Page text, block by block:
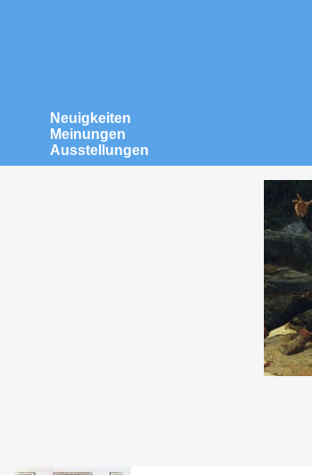
Neuigkeiten
Meinungen
Ausstellungen